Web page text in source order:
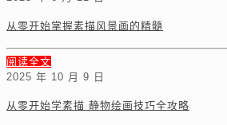
从零开始掌握素描风景画的精髓
阅读全文
2025 年 10 月 9 日
从零开始学素描 静物绘画技巧全攻略